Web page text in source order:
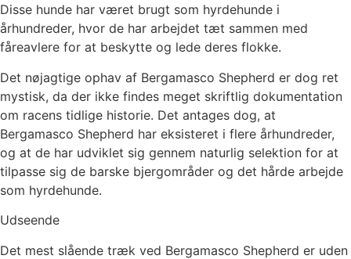
Disse hunde har været brugt som hyrdehunde i
århundreder, hvor de har arbejdet tæt sammen med
fåreavlere for at beskytte og lede deres flokke.
Det nøjagtige ophav af Bergamasco Shepherd er dog ret
mystisk, da der ikke findes meget skriftlig dokumentation
om racens tidlige historie. Det antages dog, at
Bergamasco Shepherd har eksisteret i flere århundreder,
og at de har udviklet sig gennem naturlig selektion for at
tilpasse sig de barske bjergområder og det hårde arbejde
som hyrdehunde.
Udseende
Det mest slående træk ved Bergamasco Shepherd er uden